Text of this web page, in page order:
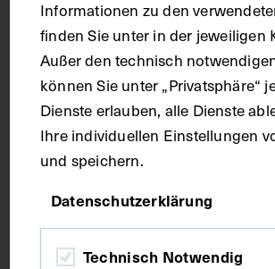
Maße
Seitenblatt 38,6 x 25,8 cm
Kurzbeschreibung
italienischer Sprache zum
Wachsmodell der äußeren weiblichen
Geschlechtsteile (Vulva).
Informationen zu den
finden Sie unter in der jeweiligen
Außer den technisch
können Sie unter „Privatsphäre“
Dienste erlauben, alle Dienste
Ihre individuellen Einstellungen
und speichern.
Datenschutzerklärung
Technisch Notwendig